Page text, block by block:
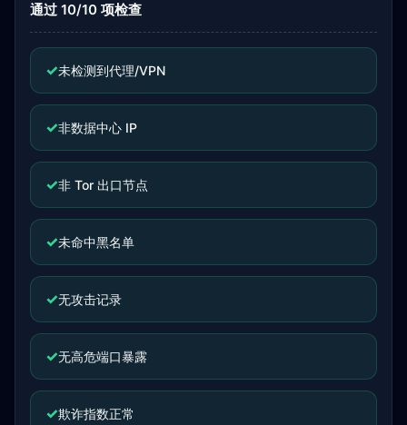
通过 10/10 项检查
✓未检测到代理/VPN
✓非数据中心 IP
✓非 Tor 出口节点
✓未命中黑名单
✓无攻击记录
✓无高危端口暴露
✓欺诈指数正常